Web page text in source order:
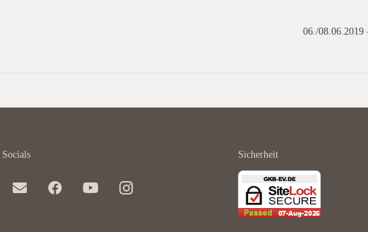
06./08.06.2019
Socials Sicherheit